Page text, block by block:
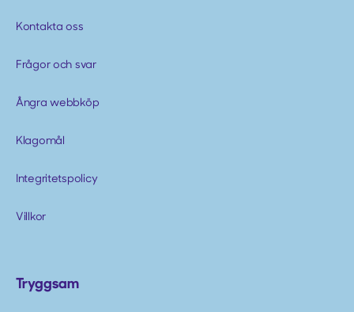
Kontakta oss
Frågor och svar
Ångra webbköp
Klagomål
Integritetspolicy
Villkor
Tryggsam